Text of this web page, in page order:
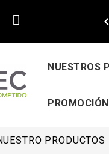

NUESTROS
PROMOCIÓN
PRODUCTOS